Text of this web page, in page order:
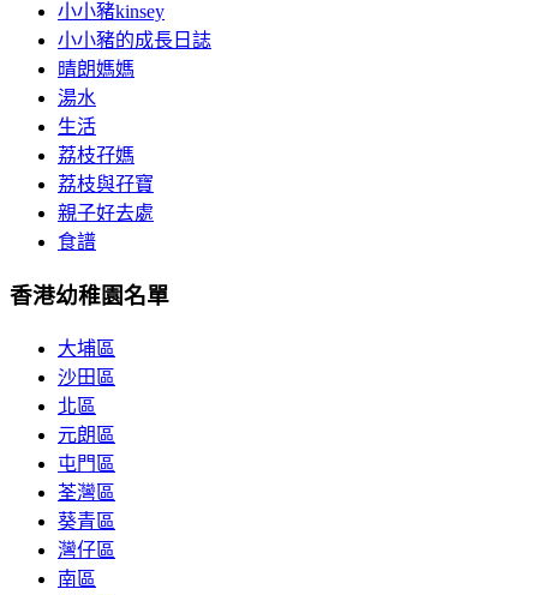
小小豬kinsey
小小豬的成長日誌
晴朗媽媽
湯水
生活
荔枝孖媽
荔枝與孖寶
親子好去處
食譜
香港幼稚園名單
大埔區
沙田區
北區
元朗區
屯門區
荃灣區
葵青區
灣仔區
南區